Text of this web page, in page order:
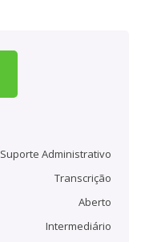
Suporte Administrativo
Transcrição
Aberto
Intermediário